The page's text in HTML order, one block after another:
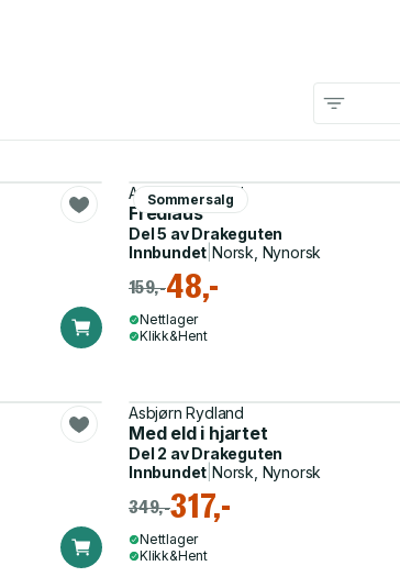
Sommersalg
Asbjørn Rydland
Fredlaus
Del 5 avDrakeguten
Innbundet |Norsk, Nynorsk
159,-48,-
Nettlager
Klikk&Hent
Asbjørn Rydland
Med eld i hjartet
Del 2 avDrakeguten
Innbundet |Norsk, Nynorsk
349,-317,-
Nettlager
Klikk&Hent